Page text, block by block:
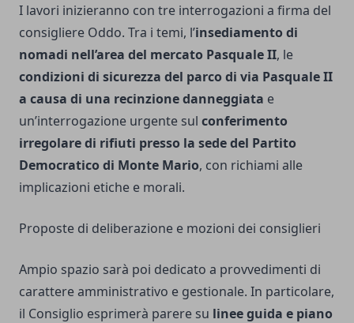
I lavori inizieranno con tre interrogazioni a firma del
consigliere Oddo. Tra i temi, l’insediamento di
nomadi nell’area del mercato Pasquale II, le
condizioni di sicurezza del parco di via Pasquale II
a causa di una recinzione danneggiata e
un’interrogazione urgente sul conferimento
irregolare di rifiuti presso la sede del Partito
Democratico di Monte Mario, con richiami alle
implicazioni etiche e morali.
Proposte di deliberazione e mozioni dei consiglieri
Ampio spazio sarà poi dedicato a provvedimenti di
carattere amministrativo e gestionale. In particolare,
il Consiglio esprimerà parere su linee guida e piano